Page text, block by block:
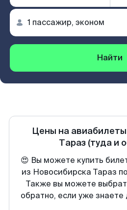
Найти
Цены на авиабилеты
Тараз (туда и
😍 Вы можете купить
из Новосибирска Тараз
Также вы можете
обратно, если уже